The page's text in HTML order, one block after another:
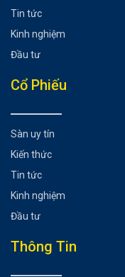
Tin tức
Kinh nghiệm
Đầu tư
Cổ Phiếu
Sàn uy tín
Kiến thức
Tin tức
Kinh nghiệm
Đầu tư
Thông Tin